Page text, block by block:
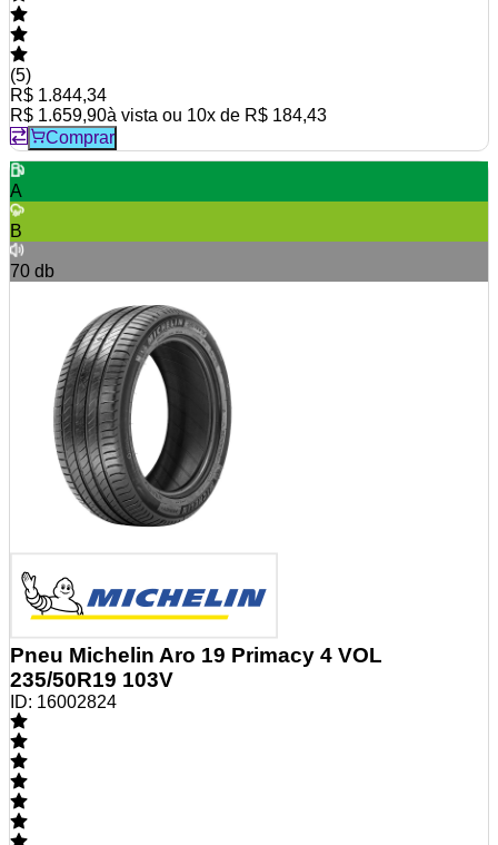
(5)
R$ 1.844,34
R$ 1.659,90à vista ou 10x de R$ 184,43
Comprar
A
B
70 db
Pneu Michelin Aro 19 Primacy 4 VOL
235/50R19 103V
ID: 16002824